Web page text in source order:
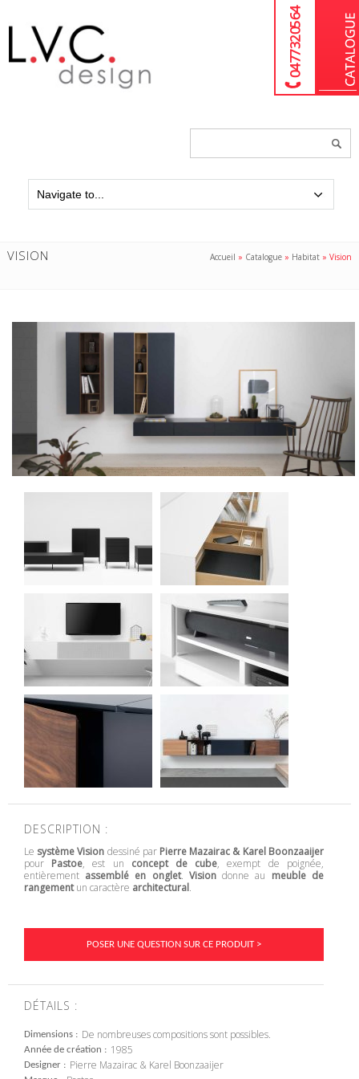
04 77 32 05 64
VISION Accueil » Catalogue » Habitat »Vision
DESCRIPTION :
Le système Vision dessiné par Pierre Mazairac & Karel Boonzaaijer
pour Pastoe, est un concept de cube, exempt de poignée,
entièrement assemblé en onglet. Visiondonne au meuble de
rangementun caractère architectural.
POSER UNE QUESTION SUR CE PRODUIT >
DÉTAILS :
Dimensions De nombreuses compositions sont possibles.
Année de création 1985
Designer Pierre Mazairac & Karel Boonzaaijer